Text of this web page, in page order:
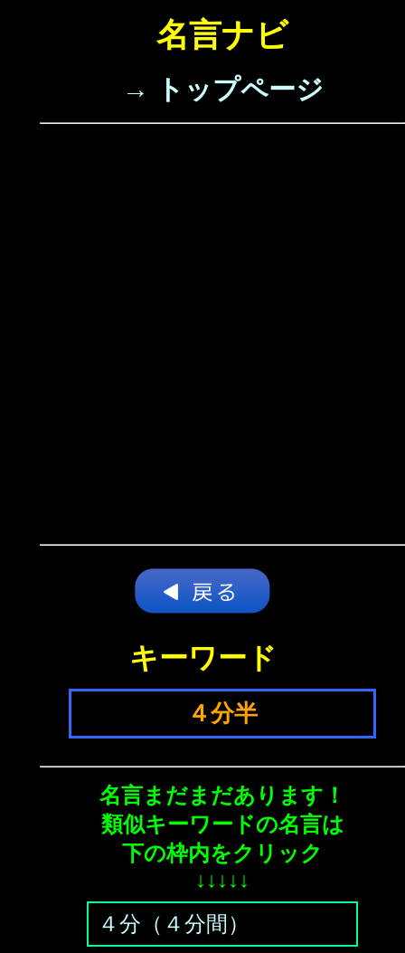
名言ナビ
→ トップページ
キーワード
４分半
名言まだまだあります！
類似キーワードの名言は
下の枠内をクリック
↓↓↓↓↓
４分（４分間）